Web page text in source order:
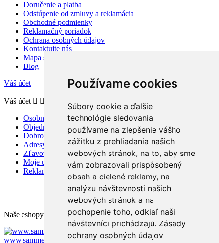
Používame cookies
Súbory cookie a ďalšie
technológie sledovania
používame na zlepšenie vášho
zážitku z prehliadania našich
webových stránok, na to, aby sme
vám zobrazovali prispôsobený
obsah a cielené reklamy, na
analýzu návštevnosti našich
webových stránok a na
pochopenie toho, odkiaľ naši
návštevníci prichádzajú. Zásady
ochrany osobných údajov
Doručenie a platba
Odstúpenie od zmluvy a reklamácia
Obchodné podmienky
Reklamačný poriadok
Ochrana osobných údajov
Kontaktujte nás
Mapa stránky
Blog
Váš účet
Váš účet  
Osobné údaje
Objednávky
Dobropisy
Adresy
Zľavové kupóny
Moje upozornenia
Reklamácie a odstúpenie od zmluvy
Naše eshopy pre zahraničie:
www.sammer.cz
www.sammer.ro
www.sammer.hu